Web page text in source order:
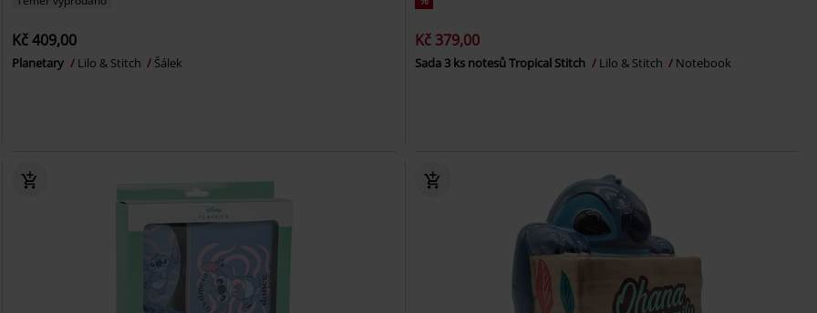
Kč 409,00
Planetary Lilo & Stitch Šálek
Kč 379,00
Sada 3 ks notesů Tropical Stitch Lilo & Stitch Notebook